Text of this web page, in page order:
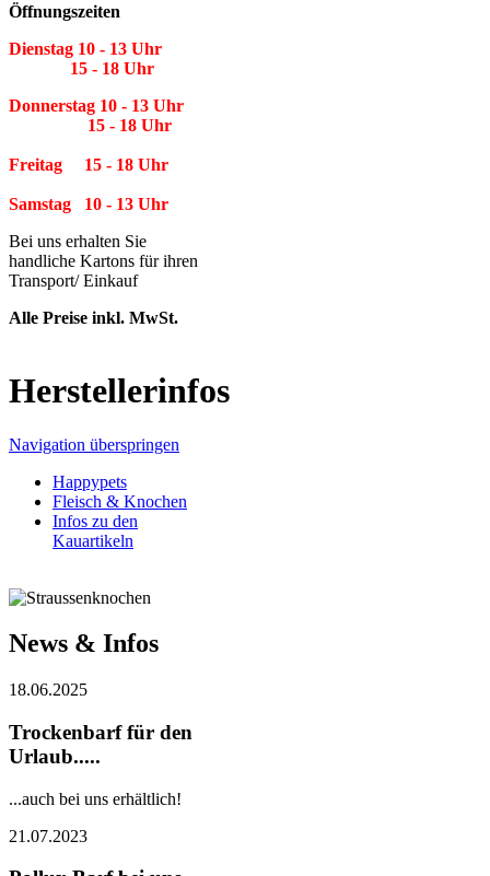
Öffnungszeiten
Dienstag 10 - 13 Uhr
15 - 18 Uhr
Donnerstag 10 - 13 Uhr
15 - 18 Uhr
Freitag 15 - 18 Uhr
Samstag 10 - 13 Uhr
Bei uns erhalten Sie
handliche Kartons für ihren
Transport/ Einkauf
Alle Preise inkl. MwSt.
Herstellerinfos
Navigation überspringen
Happypets
Fleisch & Knochen
Infos zu den
Kauartikeln
News & Infos
18.06.2025
Trockenbarf für den
Urlaub.....
...auch bei uns erhältlich!
21.07.2023